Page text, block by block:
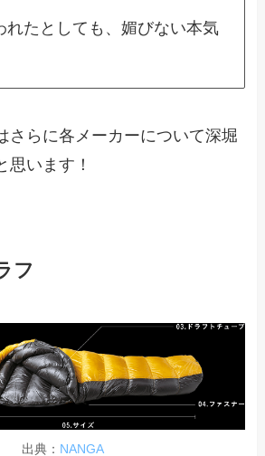
れたとしても、媚びない本気
さらに各メーカーについて深堀
思います！
フ
出典： NANGA